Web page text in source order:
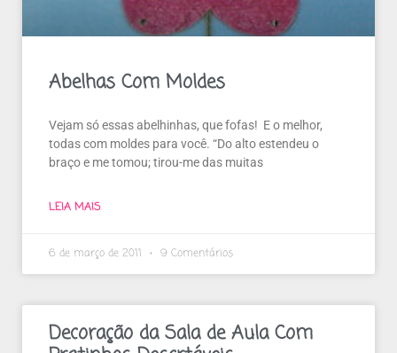
Abelhas Com Moldes
Vejam só essas abelhinhas, que fofas! E o melhor,
todas com moldes para você. “Do alto estendeu o
braço e me tomou; tirou-me das muitas
LEIA MAIS
6 de março de 2011 9 Comentários
Decoração da Sala de Aula Com